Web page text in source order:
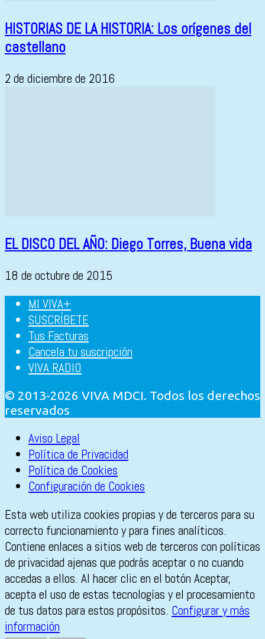
HISTORIAS DE LA HISTORIA: Los orígenes del
castellano
2 de diciembre de 2016
EL DISCO DEL AÑO: Diego Torres, Buena vida
18 de octubre de 2015
MI VIVA+
SUSCRÍBETE
Tus Facturas
Cancela tu suscripción
VIVA RADIO
© 2013-2026 VIVA MDCI. Todos los derechos
reservados
Aviso Legal
Política de Privacidad
Política de Cookies
Configuración de Cookies
Esta web utiliza cookies propias y de terceros para su
correcto funcionamiento y para fines analíticos.
Contiene enlaces a sitios web de terceros con políticas
de privacidad ajenas que podrás aceptar o no cuando
accedas a ellos. Al hacer clic en el botón Aceptar,
acepta el uso de estas tecnologías y el procesamiento
de tus datos para estos propósitos. Configurar y más
información